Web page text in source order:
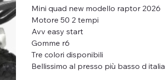
Mini quad new modello raptor 2026
Motore 50 2 tempi
Avv easy start
Gomme r6
Tre colori disponibili
Bellissimo al presso più basso d italia